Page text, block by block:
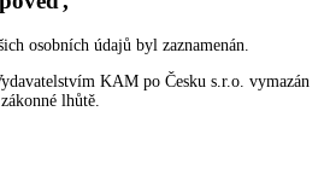
osobních údajů byl zaznamenán.
KAM po Česku s.r.o. vymazán
lhůtě.